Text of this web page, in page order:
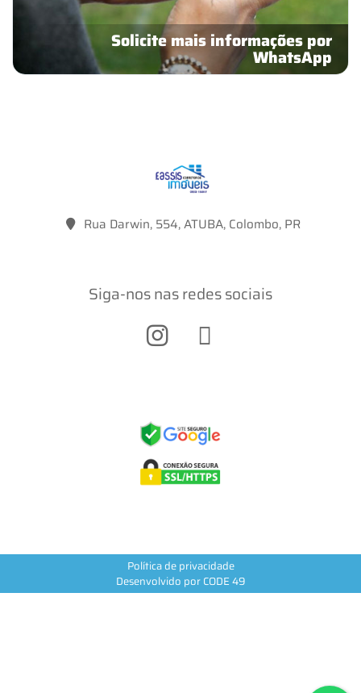
Solicite mais informações por
WhatsApp
Rua Darwin, 554, ATUBA, Colombo, PR
Siga-nos nas redes sociais
Política de privacidade
Desenvolvido por CODE 49